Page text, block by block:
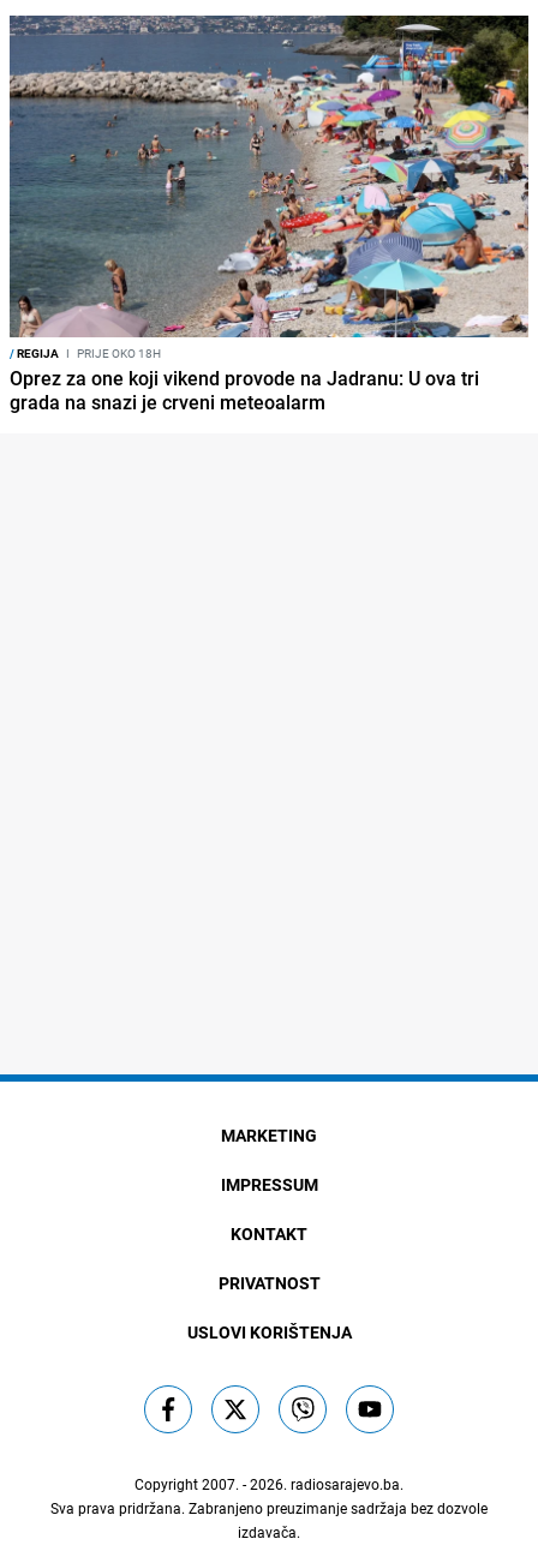
/REGIJA I PRIJE OKO 18H
Oprez za one koji vikend provode na Jadranu: U ova tri
grada na snazi je crveni meteoalarm
MARKETING
IMPRESSUM
KONTAKT
PRIVATNOST
USLOVI KORIŠTENJA
Copyright 2007. - 2026. radiosarajevo.ba.
Sva prava pridržana. Zabranjeno preuzimanje sadržaja bez dozvole
izdavača.